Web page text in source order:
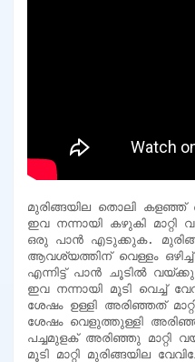
മുരിങ്ങയില തൊലി കളഞ്ഞ്
ഇവ നന്നായി കഴുകി മാറ്റി
ഒരു പാൻ എടുക്കുക.
ആവശ്യത്തിന് വെള്ളം
എന്നിട്ട് പാൻ ചൂടിൽ
ഇവ നന്നായി മൂടി വെച്ച്
ശേഷം ഉള്ളി അരിഞ്ഞത്
ശേഷം വെളുത്തുള്ളി
പച്ചമുളക് അരിഞ്ഞു മാറ്റി
മൂടി മാറ്റി മുരിങ്ങയില